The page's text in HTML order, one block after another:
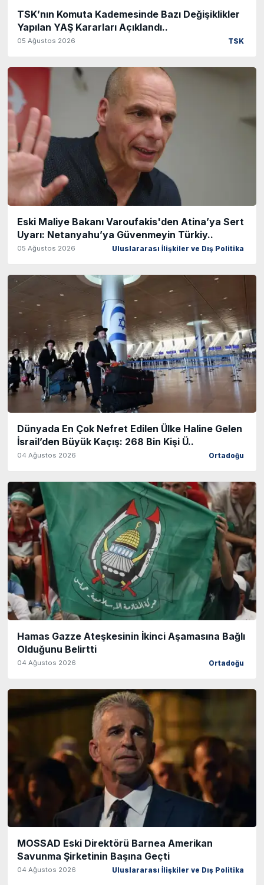
TSK’nın Komuta Kademesinde Bazı Değişiklikler
Yapılan YAŞ Kararları Açıklandı..
05 Ağustos 2026 TSK
Eski Maliye Bakanı Varoufakis'den Atina’ya Sert
Uyarı: Netanyahu’ya Güvenmeyin Türkiy..
05 Ağustos 2026 Uluslararası İlişkiler ve Dış Politika
Dünyada En Çok Nefret Edilen Ülke Haline Gelen
İsrail’den Büyük Kaçış: 268 Bin Kişi Ü..
04 Ağustos 2026 Ortadoğu
Hamas Gazze Ateşkesinin İkinci Aşamasına Bağlı
Olduğunu Belirtti
04 Ağustos 2026 Ortadoğu
MOSSAD Eski Direktörü Barnea Amerikan
Savunma Şirketinin Başına Geçti
04 Ağustos 2026 Uluslararası İlişkiler ve Dış Politika